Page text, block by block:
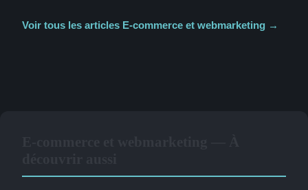
Voir tous les articles E-commerce et webmarketing →